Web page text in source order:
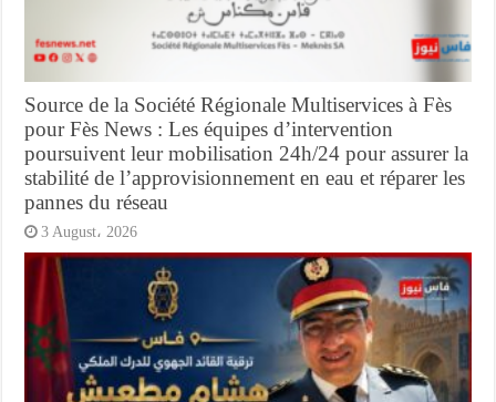
Source de la Société Régionale Multiservices à Fès
pour Fès News : Les équipes d’intervention
poursuivent leur mobilisation 24h/24 pour assurer la
stabilité de l’approvisionnement en eau et réparer les
pannes du réseau
3 August، 2026